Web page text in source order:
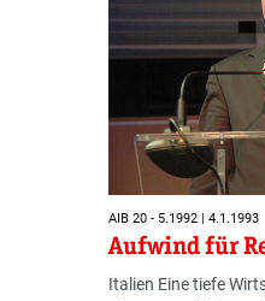
AIB 20 - 5.1992 | 4.1.1993
Aufwind für
Italien Eine tiefe